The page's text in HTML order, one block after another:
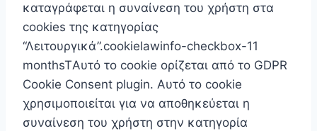
καταγράφεται η συναίνεση του χρήστη στα
cookies της κατηγορίας
“Λειτουργικά”.cookielawinfo-checkbox-11
monthsTΑυτό το cookie ορίζεται από το GDPR
Cookie Consent plugin. Αυτό το cookie
χρησιμοποιείται για να αποθηκεύεται η
συναίνεση του χρήστη στην κατηγορία